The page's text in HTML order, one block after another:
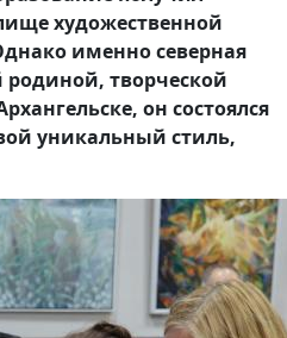
художественной
именно северная
родиной, творческой
он состоялся
уникальный стиль,